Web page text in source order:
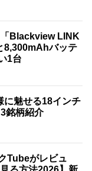
Blackview LINK
8,300mAhバッテ
1台
に魅せる18インチ
銘柄紹介
Tubeがレビュ